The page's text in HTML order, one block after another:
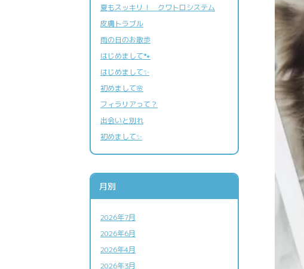
アニマルドック
ペットの健康維持も人と同じです
免疫細胞療法
免疫本来の力を高める治療法です
鎮痛療法
夏もスッキリ！ クワトロシステム
皮膚トラブル
雨の日のお散歩
はじめまして🐾
はじめまして✨
初めまして🌸
フィラリアって？
出会いと別れ
初めまして✨
月別
2026年7月
2026年6月
2026年4月
2026年3月